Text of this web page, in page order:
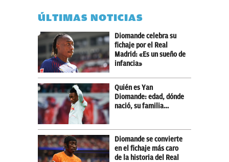
ÚLTIMAS NOTICIAS
Diomande celebra su
fichaje por el Real
Madrid: «Es un sueño de
infancia»
Quién es Yan
Diomande: edad, dónde
nació, su familia…
Diomande se convierte
en el fichaje más caro
de la historia del Real